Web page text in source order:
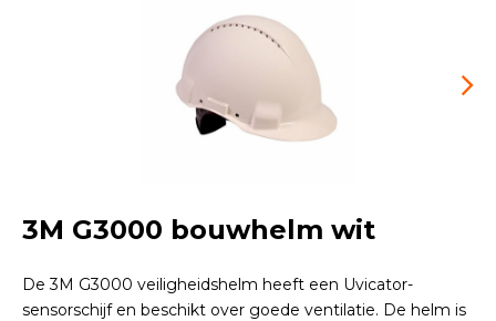
3M G3000 bouwhelm wit
De 3M G3000 veiligheidshelm heeft een Uvicator-
sensorschijf en beschikt over goede ventilatie. De helm is